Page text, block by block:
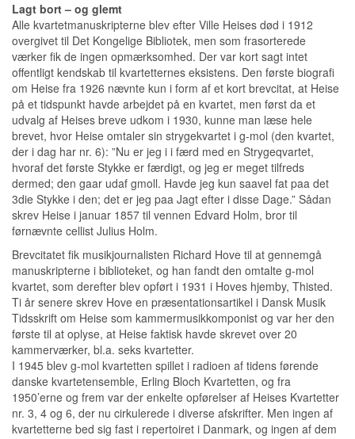
Lagt bort – og glemt
Alle kvartetmanuskripterne blev efter Ville Heises død i 1912
overgivet til Det Kongelige Bibliotek, men som frasorterede
værker fik de ingen opmærksomhed. Der var kort sagt intet
offentligt kendskab til kvartetternes eksistens. Den første biografi
om Heise fra 1926 nævnte kun i form af et kort brevcitat, at Heise
på et tidspunkt havde arbejdet på en kvartet, men først da et
udvalg af Heises breve udkom i 1930, kunne man læse hele
brevet, hvor Heise omtaler sin strygekvartet i g-mol (den kvartet,
der i dag har nr. 6): ”Nu er jeg i i færd med en Strygeqvartet,
hvoraf det første Stykke er færdigt, og jeg er meget tilfreds
dermed; den gaar udaf gmoll. Havde jeg kun saavel fat paa det
3die Stykke i den; det er jeg paa Jagt efter i disse Dage.” Sådan
skrev Heise i januar 1857 til vennen Edvard Holm, bror til
førnævnte cellist Julius Holm.
Brevcitatet fik musikjournalisten Richard Hove til at gennemgå
manuskripterne i biblioteket, og han fandt den omtalte g-mol
kvartet, som derefter blev opført i 1931 i Hoves hjemby, Thisted.
Ti år senere skrev Hove en præsentationsartikel i Dansk Musik
Tidsskrift om Heise som kammermusikkomponist og var her den
første til at oplyse, at Heise faktisk havde skrevet over 20
kammerværker, bl.a. seks kvartetter.
I 1945 blev g-mol kvartetten spillet i radioen af tidens førende
danske kvartetensemble, Erling Bloch Kvartetten, og fra
1950’erne og frem var der enkelte opførelser af Heises Kvartetter
nr. 3, 4 og 6, der nu cirkulerede i diverse afskrifter. Men ingen af
kvartetterne bed sig fast i repertoiret i Danmark, og ingen af dem